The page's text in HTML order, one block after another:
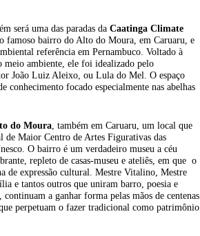
será uma das paradas da Caatinga Climate
famoso bairro do Alto do Moura, em Caruaru, e
referência em Pernambuco. Voltado à
meio ambiente, ele foi idealizado pelo
João Luiz Aleixo, ou Lula do Mel. O espaço
conhecimento focado especialmente nas abelhas
do Moura , também em Caruaru, um local que
de Maior Centro de Artes Figurativas das
O bairro é um verdadeiro museu a céu
repleto de casas-museu e ateliês, em que o
de expressão cultural. Mestre Vitalino, Mestre
e tantos outros que uniram barro, poesia e
a ganhar forma pelas mãos de centenas
perpetuam o fazer tradicional como patrimônio